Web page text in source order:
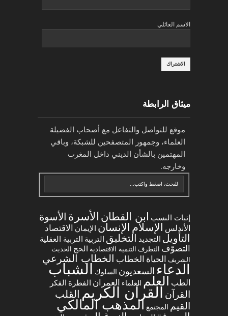
الاسم العائلي
ميثاق الرابطة
موقع للتواصل والتفاعل مع أصحاب الفضيلة
العلماء، وجمهور المتصفحين للشبكة، وباقي
المهتمين بالشأن الديني داخل المغرب
وخارجه.
إثبات النسب ابن القطان الأسرة الأسوة
الأندلس الإسلام الإنسان الإيمان الاقتصاد
التأويل التجديد التخليق التربية التربية العقلية
التصوّف التطرف التنمية الاقتصادية الحج الحديث
الشريف
الحياة الخطاب الخطاب الشرعي
الدعاء السعديون السلوك الشباب
الطب العلم العلماء العمران الفطرة الفكر
القرآن القرآن الكريم القلب
القيم المجتمع المذهب المالكي